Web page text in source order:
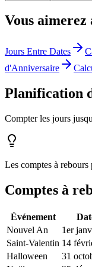
Vous aimerez
Jours Entre Dates
d'Anniversaire
Planification
Compter les jours
Les comptes à
Comptes à
Événement
Nouvel An
1er
Saint-Valentin 14
Halloween
31